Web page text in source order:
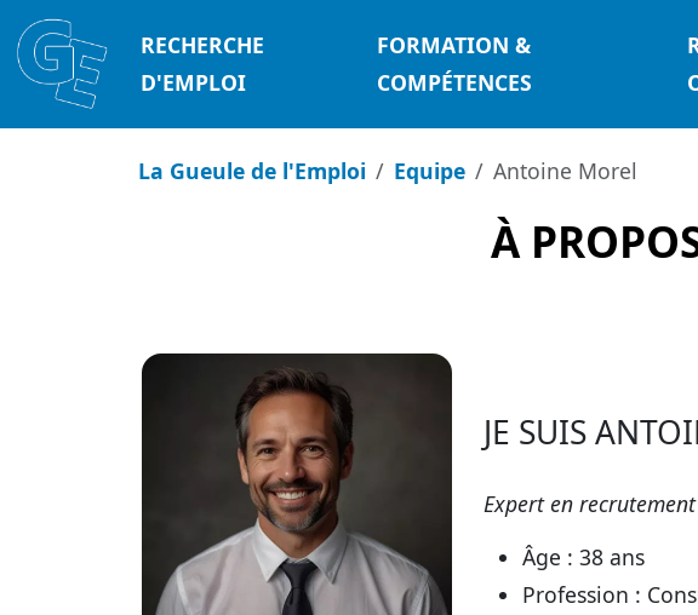
RECHERCHE
D'EMPLOI
FORMATION &
COMPÉTENCES
La Gueule de l'Emploi Equipe Antoine Morel
À
JE SUIS
Expert en
Âge : 38 ans
Profession :